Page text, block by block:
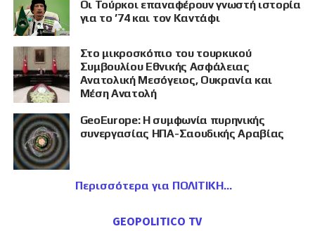
Οι Τούρκοι επαναφέρουν γνωστή ιστορία
για το ’74 και τον Καντάφι
Στο μικροσκόπιο του τουρκικού
Συμβουλίου Εθνικής Ασφάλειας
Ανατολική Μεσόγειος, Ουκρανία και
Μέση Ανατολή
GeoEurope: Η συμφωνία πυρηνικής
συνεργασίας ΗΠΑ-Σαουδικής Αραβίας
Περισσότερα για ΠΟΛΙΤΙΚΗ
GEOPOLITICO TV